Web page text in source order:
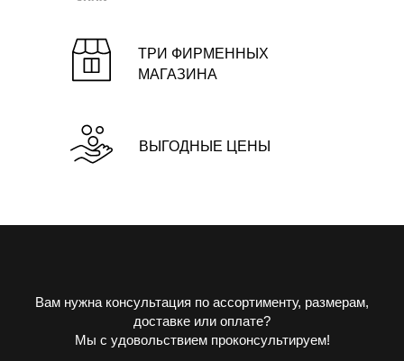
ТРИ ФИРМЕННЫХ
МАГАЗИНА
ВЫГОДНЫЕ ЦЕНЫ
Вам нужна консультация по ассортименту, размерам,
доставке или оплате?
Мы с удовольствием проконсультируем!